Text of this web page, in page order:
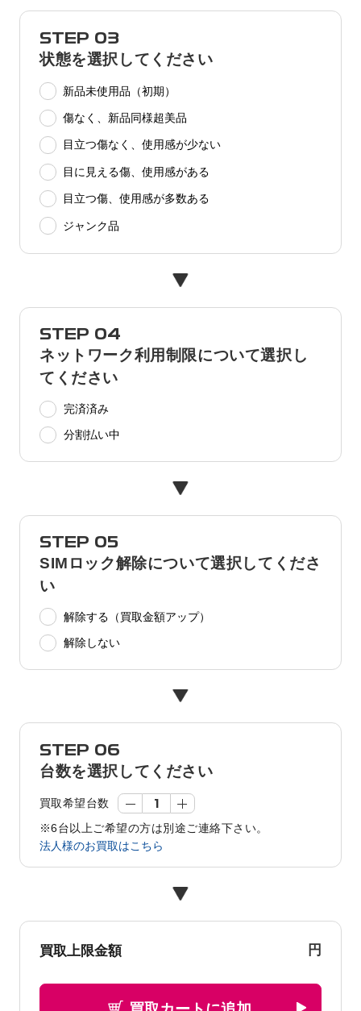
STEP 03
状態を選択してください
新品未使用品（初期）
傷なく、新品同様超美品
目立つ傷なく、使用感が少ない
目に見える傷、使用感がある
目立つ傷、使用感が多数ある
ジャンク品
STEP 04
ネットワーク利用制限について選択し
てください
完済済み
分割払い中
STEP 05
SIMロック解除について選択してくださ
い
解除する（買取金額アップ）
解除しない
STEP 06
台数を選択してください
買取希望台数
※6台以上ご希望の方は別途ご連絡下さい。
法人様のお買取はこちら
買取上限金額 円